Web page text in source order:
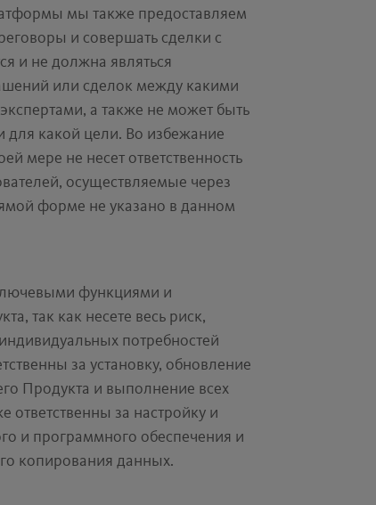
мы также предоставляем
и совершать сделки с
и не должна являться
или сделок между какими
а также не может быть
для какой цели. Во избежание
мере не несет ответственность
осуществляемые через
форме не указано в данном
функциями и
так как несете весь риск,
потребностей
за установку, обновление
Продукта и выполнение всех
ответственны за настройку и
и программного обеспечения и
копирования данных.